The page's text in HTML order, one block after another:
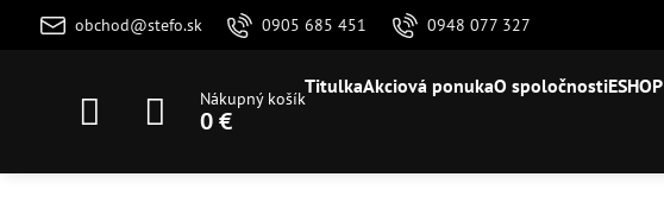
obchod@stefo.sk 0905 685 451 0948 077 327
Nákupný košík
0 €
TitulkaAkciová ponukaO spoločnostiESHOP